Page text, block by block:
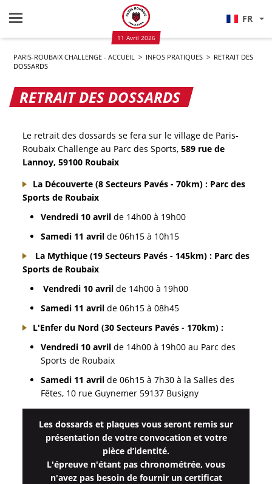
FR
11 Avril 2026
PARIS-ROUBAIX CHALLENGE - ACCUEIL > INFOS PRATIQUES > RETRAIT DES
DOSSARDS
RETRAIT DES DOSSARDS
Le retrait des dossards se fera sur le village de Paris-
Roubaix Challenge au Parc des Sports, 589 rue de
Lannoy, 59100 Roubaix
La Découverte (8 Secteurs Pavés - 70km) : Parc des
Sports de Roubaix
Vendredi 10 avril de 14h00 à 19h00
Samedi 11 avril de 06h15 à 10h15
La Mythique (19 Secteurs Pavés - 145km) : Parc des
Sports de Roubaix
Vendredi 10 avril de 14h00 à 19h00
Samedi 11 avril de 06h15 à 08h45
L'Enfer du Nord (30 Secteurs Pavés - 170km) :
Vendredi 10 avril de 14h00 à 19h00 au Parc des
Sports de Roubaix
Samedi 11 avril de 06h15 à 7h30 à la Salles des
Fêtes, 10 rue Guynemer 59137 Busigny
Les dossards et plaques vous seront remis sur
présentation de votre convocation et votre
pièce d’identité.
L'épreuve n'étant pas chronométrée, vous
n'avez pas besoin de fournir un certificat